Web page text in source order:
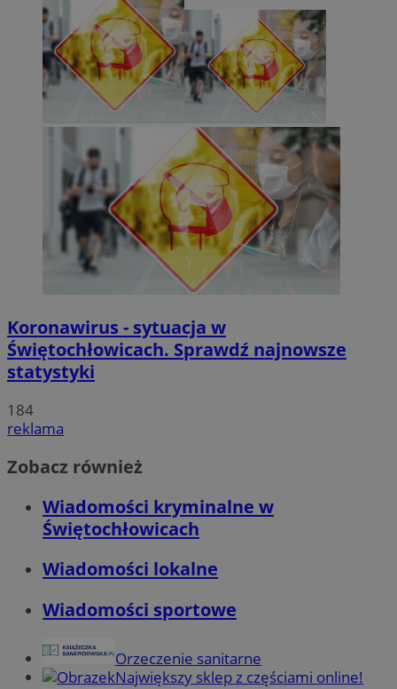
Koronawirus - sytuacja w
Świętochłowicach. Sprawdź najnowsze
statystyki
184
reklama
Zobacz również
Wiadomości kryminalne w
Świętochłowicach
Wiadomości lokalne
Wiadomości sportowe
Orzeczenie sanitarne
Największy sklep z częściami online!